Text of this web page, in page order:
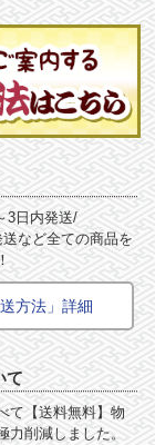
3日内発送/
など全ての商品を
送方法」詳細
て
て【送料無料】物
力削減しました。